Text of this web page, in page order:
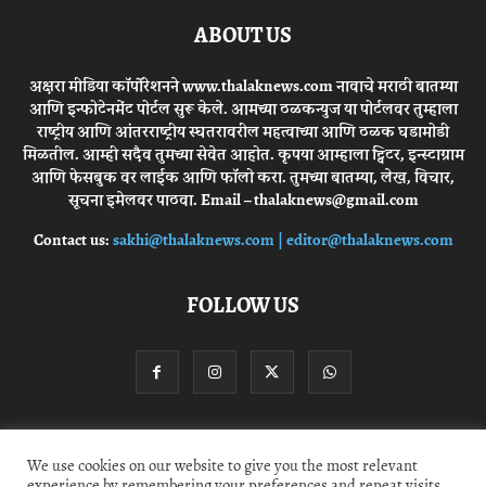
ABOUT US
अक्षरा मीडिया कॉर्पोरेशनने www.thalaknews.com नावाचे मराठी बातम्या
आणि इन्फोटेनमेंट पोर्टल सुरू केले. आमच्या ठळकन्युज या पोर्टलवर तुम्हाला
राष्ट्रीय आणि आंतरराष्ट्रीय स्घतरावरील महत्वाच्या आणि ठळक घडामोडी
मिळतील. आम्ही सदैव तुमच्या सेवेत आहोत. कृपया आम्हाला ट्विटर, इन्स्टाग्राम
आणि फेसबुक वर लाईक आणि फॉलो करा. तुमच्या बातम्या, लेख, विचार,
सूचना इमेलवर पाठवा. Email – thalaknews@gmail.com
Contact us:sakhi@thalaknews.com | editor@thalaknews.com
FOLLOW US
Privacy Policy Contact Us
We use cookies on our website to give you the most relevant